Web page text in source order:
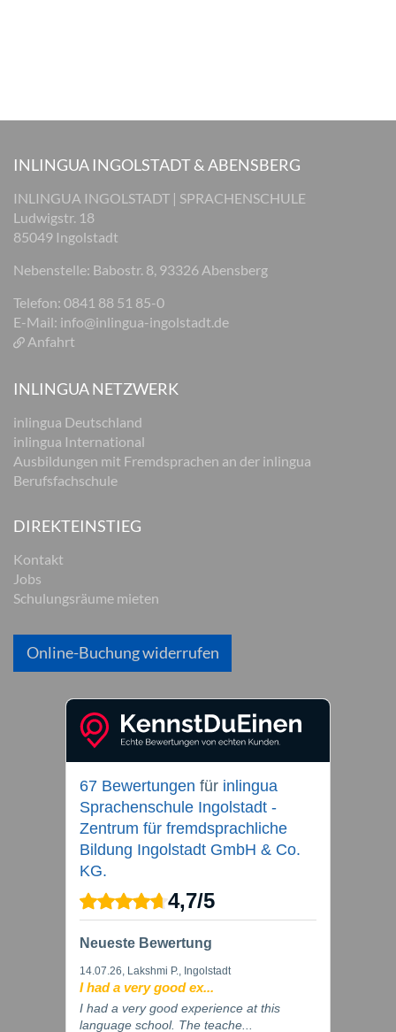
INLINGUA INGOLSTADT & ABENSBERG
INLINGUA INGOLSTADT | SPRACHENSCHULE
Ludwigstr. 18
85049 Ingolstadt
Nebenstelle: Babostr. 8, 93326 Abensberg
Telefon: 0841 88 51 85-0
E-Mail: info@inlingua-ingolstadt.de
Anfahrt
INLINGUA NETZWERK
inlingua Deutschland
inlingua International
Ausbildungen mit Fremdsprachen an der inlingua
Berufsfachschule
DIREKTEINSTIEG
Kontakt
Jobs
Schulungsräume mieten
Online-Buchung widerrufen
67 Bewertungen für inlingua
Sprachenschule Ingolstadt -
Zentrum für fremdsprachliche
Bildung Ingolstadt GmbH & Co.
KG.
4,7/5
Neueste Bewertung
14.07.26, Lakshmi P., Ingolstadt
I had a very good ex...
I had a very good experience at this
language school. The teache...